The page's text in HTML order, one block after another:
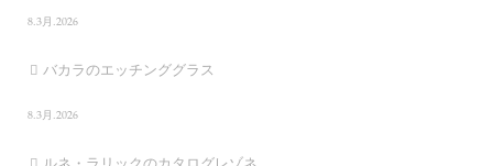
8.3月.2026
バカラのエッチンググラス
8.3月.2026